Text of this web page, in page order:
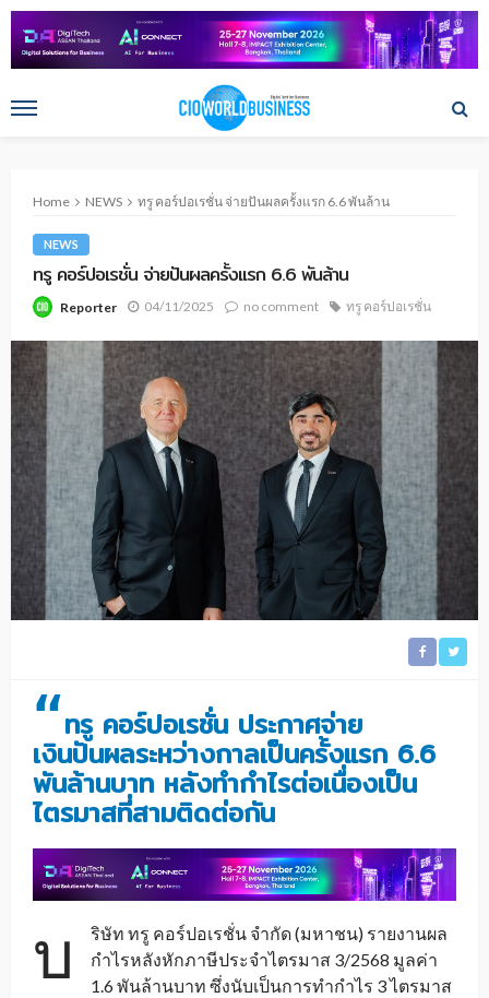
Home NEWS ทรู คอร์ปอเรชั่น จ่ายปันผลครั้งแรก 6.6 พันล้าน
NEWS
ทรู คอร์ปอเรชั่น จ่ายปันผลครั้งแรก 6.6 พันล้าน
Reporter 04/11/2025 no comment ทรู คอร์ปอเรชั่น
“ทรู คอร์ปอเรชั่น ประกาศจ่าย
เงินปันผลระหว่างกาลเป็นครั้งแรก 6.6
พันล้านบาท หลังทำกำไรต่อเนื่องเป็น
ไตรมาสที่สามติดต่อกัน
บ
ริษัท ทรู คอร์ปอเรชั่น จำกัด (มหาชน) รายงานผล
กำไรหลังหักภาษีประจำไตรมาส 3/2568 มูลค่า
1.6 พันล้านบาท ซึ่งนับเป็นการทำกำไร 3 ไตรมาส